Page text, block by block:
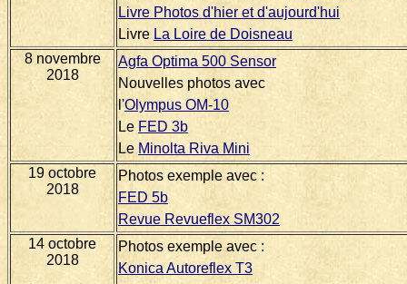
Livre Photos d'hier et d'aujourd'hui
Livre La Loire de Doisneau
8 novembre
2018
Agfa Optima 500 Sensor
Nouvelles photos avec
l'Olympus OM-10
Le FED 3b
Le Minolta Riva Mini
19 octobre
2018
Photos exemple avec :
FED 5b
Revue Revueflex SM302
14 octobre
2018
Photos exemple avec :
Konica Autoreflex T3